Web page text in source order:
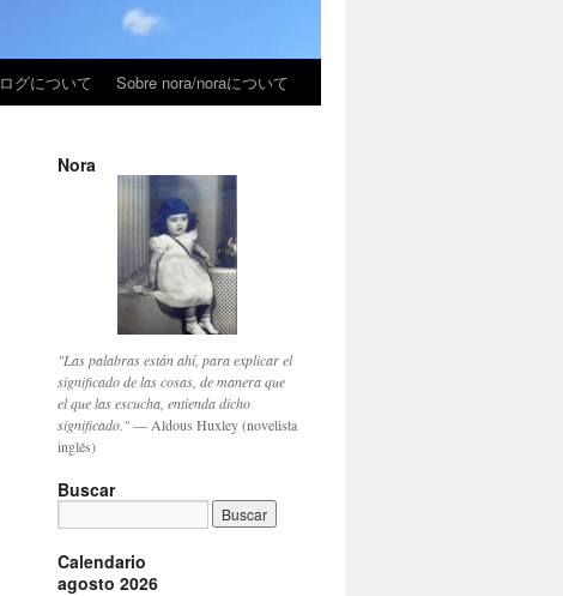
グについて Sobre nora/noraについて
Nora
"Las palabras están ahí, para explicar el
significado de las cosas, de manera que
el que las escucha, entienda dicho
significado."— Aldous Huxley (novelista
inglés)
Buscar
Calendario
agosto 2026